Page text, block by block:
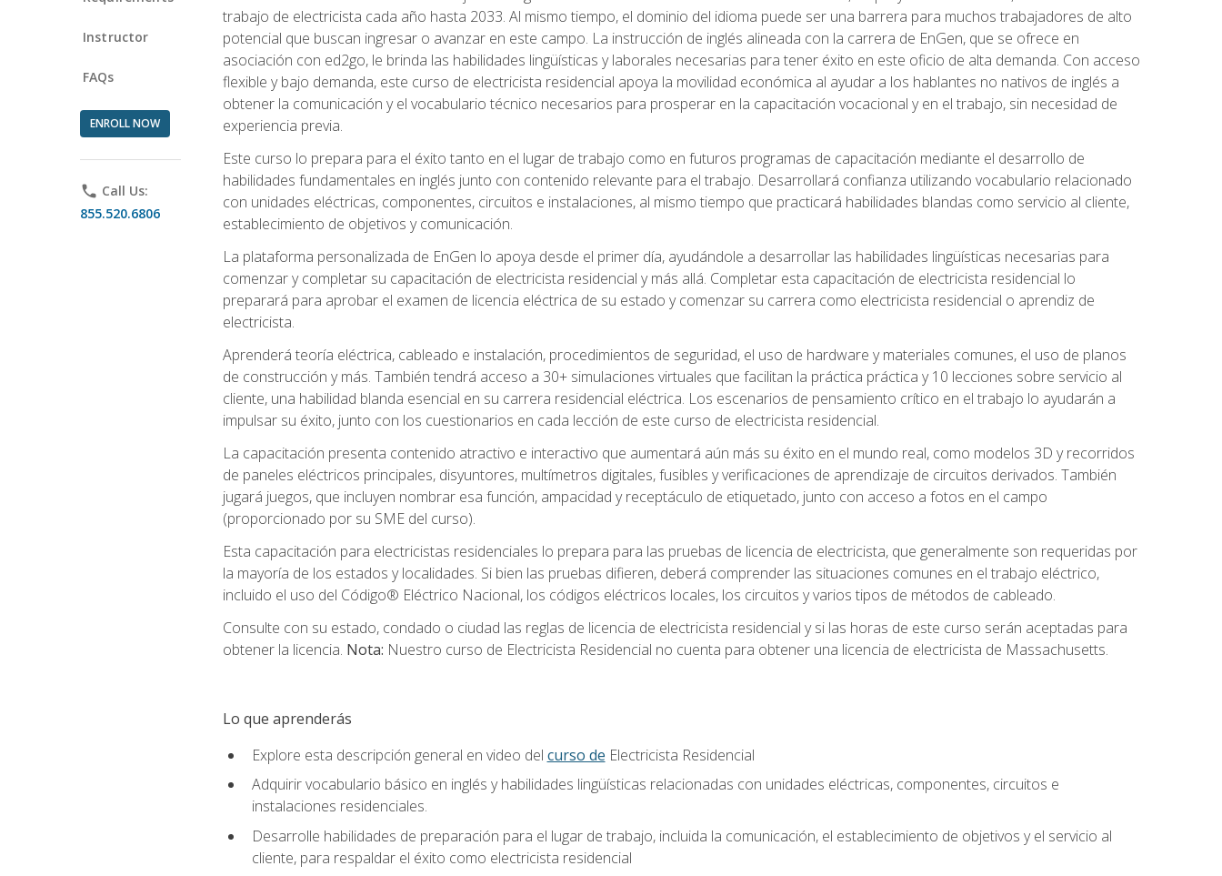
Instructor
FAQs
ENROLL NOW
phone Call Us:
855.520.6806
trabajo de electricista cada año hasta 2033. Al mismo tiempo, el dominio del idioma puede ser una barrera para muchos trabajadores de alto
potencial que buscan ingresar o avanzar en este campo. La instrucción de inglés alineada con la carrera de EnGen, que se ofrece en
asociación con ed2go, le brinda las habilidades lingüísticas y laborales necesarias para tener éxito en este oficio de alta demanda. Con acceso
flexible y bajo demanda, este curso de electricista residencial apoya la movilidad económica al ayudar a los hablantes no nativos de inglés a
obtener la comunicación y el vocabulario técnico necesarios para prosperar en la capacitación vocacional y en el trabajo, sin necesidad de
experiencia previa.
Este curso lo prepara para el éxito tanto en el lugar de trabajo como en futuros programas de capacitación mediante el desarrollo de
habilidades fundamentales en inglés junto con contenido relevante para el trabajo. Desarrollará confianza utilizando vocabulario relacionado
con unidades eléctricas, componentes, circuitos e instalaciones, al mismo tiempo que practicará habilidades blandas como servicio al cliente,
establecimiento de objetivos y comunicación.
La plataforma personalizada de EnGen lo apoya desde el primer día, ayudándole a desarrollar las habilidades lingüísticas necesarias para
comenzar y completar su capacitación de electricista residencial y más allá. Completar esta capacitación de electricista residencial lo
preparará para aprobar el examen de licencia eléctrica de su estado y comenzar su carrera como electricista residencial o aprendiz de
electricista.
Aprenderá teoría eléctrica, cableado e instalación, procedimientos de seguridad, el uso de hardware y materiales comunes, el uso de planos
de construcción y más. También tendrá acceso a 30+ simulaciones virtuales que facilitan la práctica práctica y 10 lecciones sobre servicio al
cliente, una habilidad blanda esencial en su carrera residencial eléctrica. Los escenarios de pensamiento crítico en el trabajo lo ayudarán a
impulsar su éxito, junto con los cuestionarios en cada lección de este curso de electricista residencial.
La capacitación presenta contenido atractivo e interactivo que aumentará aún más su éxito en el mundo real, como modelos 3D y recorridos
de paneles eléctricos principales, disyuntores, multímetros digitales, fusibles y verificaciones de aprendizaje de circuitos derivados. También
jugará juegos, que incluyen nombrar esa función, ampacidad y receptáculo de etiquetado, junto con acceso a fotos en el campo
(proporcionado por su SME del curso).
Esta capacitación para electricistas residenciales lo prepara para las pruebas de licencia de electricista, que generalmente son requeridas por
la mayoría de los estados y localidades. Si bien las pruebas difieren, deberá comprender las situaciones comunes en el trabajo eléctrico,
incluido el uso del Código® Eléctrico Nacional, los códigos eléctricos locales, los circuitos y varios tipos de métodos de cableado.
Consulte con su estado, condado o ciudad las reglas de licencia de electricista residencial y si las horas de este curso serán aceptadas para
obtener la licencia. Nota: Nuestro curso de Electricista Residencial no cuenta para obtener una licencia de electricista de Massachusetts.
Lo que aprenderás
Explore esta descripción general en video del curso de Electricista Residencial
Adquirir vocabulario básico en inglés y habilidades lingüísticas relacionadas con unidades eléctricas, componentes, circuitos e
instalaciones residenciales.
Desarrolle habilidades de preparación para el lugar de trabajo, incluida la comunicación, el establecimiento de objetivos y el servicio al
cliente, para respaldar el éxito como electricista residencial